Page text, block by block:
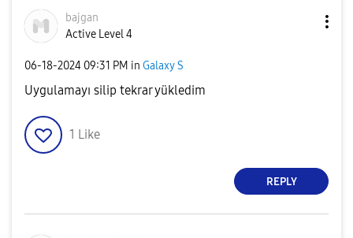
bajgan
Active Level 4
‎06-18-2024 09:31 PM in Galaxy S
Uygulamayı silip tekrar yükledim
1 Like
REPLY